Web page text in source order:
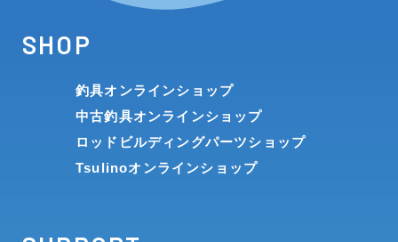
SHOP
釣具オンラインショップ
中古釣具オンラインショップ
ロッドビルディングパーツショップ
Tsulinoオンラインショップ